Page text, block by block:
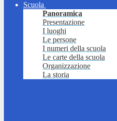
Scuola
Panoramica
Presentazione
I luoghi
Le persone
I numeri della scuola
Le carte della scuola
Organizzazione
La storia